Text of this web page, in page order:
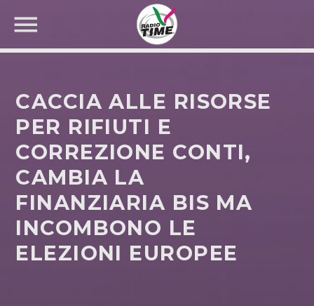
CERCA NEL SITO WEB:
CACCIA ALLE RISORSE
PER RIFIUTI E
CORREZIONE CONTI,
CAMBIA LA
FINANZIARIA BIS MA
INCOMBONO LE
ELEZIONI EUROPEE